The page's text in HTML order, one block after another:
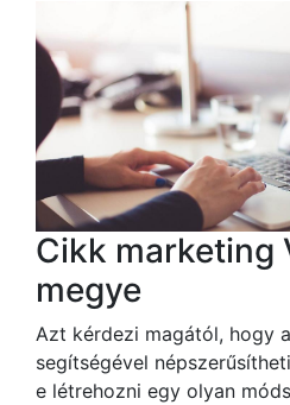
Cikk marketing
megye
Azt kérdezi magától, hogy
segítségével
e létrehozni egy olyan